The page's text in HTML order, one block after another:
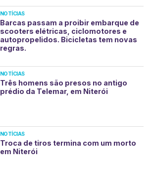
NOTÍCIAS
Barcas passam a proibir embarque de
scooters elétricas, ciclomotores e
autopropelidos. Bicicletas tem novas
regras.
NOTÍCIAS
Três homens são presos no antigo
prédio da Telemar, em Niterói
NOTÍCIAS
Troca de tiros termina com um morto
em Niterói